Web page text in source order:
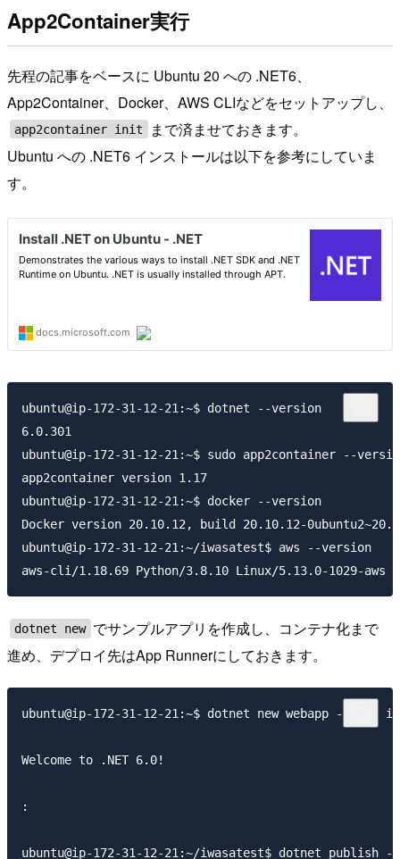
App2Container実行
先程の記事をベースに Ubuntu 20 への .NET6、
App2Container、Docker、AWS CLIなどをセットアップし、
app2container init
まで済ませておきます。
Ubuntu への .NET6 インストールは以下を参考にしていま
す。
ubuntu@ip-172-31-12-21:~$ dotnet --version
6.0.301
ubuntu@ip-172-31-12-21:~$ sudo app2container --
app2container version 1.17
ubuntu@ip-172-31-12-21:~$ docker --version
Docker version 20.10.12, build 20.10.12-
ubuntu@ip-172-31-12-21:~/iwasatest$ aws --version
dotnet new でサンプルアプリを作成し、コンテナ化まで
進め、デプロイ先はApp Runnerにしておきます。
ubuntu@ip-172-31-12-21:~$ dotnet new webapp --name
Welcome to .NET 6.0!
:
ubuntu@ip-172-31-12-21:~/iwasatest$ dotnet